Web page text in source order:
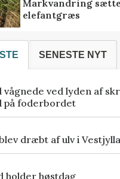
Markvandring
elefantgræs
SENESTE NYT
vågnede ved lyden af
på foderbordet
dræbt af ulv i
holder høstdag